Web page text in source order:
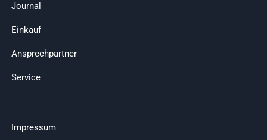
Journal
Einkauf
Ansprechpartner
Service
Impressum